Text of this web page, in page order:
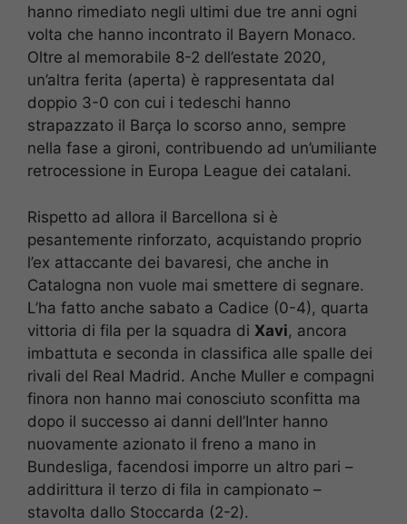
hanno rimediato negli ultimi due tre anni ogni
volta che hanno incontrato il Bayern Monaco.
Oltre al memorabile 8-2 dell’estate 2020,
un’altra ferita (aperta) è rappresentata dal
doppio 3-0 con cui i tedeschi hanno
strapazzato il Barça lo scorso anno, sempre
nella fase a gironi, contribuendo ad un’umiliante
retrocessione in Europa League dei catalani.
Rispetto ad allora il Barcellona si è
pesantemente rinforzato, acquistando proprio
l’ex attaccante dei bavaresi, che anche in
Catalogna non vuole mai smettere di segnare.
L’ha fatto anche sabato a Cadice (0-4), quarta
vittoria di fila per la squadra di Xavi, ancora
imbattuta e seconda in classifica alle spalle dei
rivali del Real Madrid. Anche Muller e compagni
finora non hanno mai conosciuto sconfitta ma
dopo il successo ai danni dell’Inter hanno
nuovamente azionato il freno a mano in
Bundesliga, facendosi imporre un altro pari –
addirittura il terzo di fila in campionato –
stavolta dallo Stoccarda (2-2).